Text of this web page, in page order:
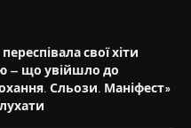
свої хіти
— що увійшло до
Сльози. Маніфест»